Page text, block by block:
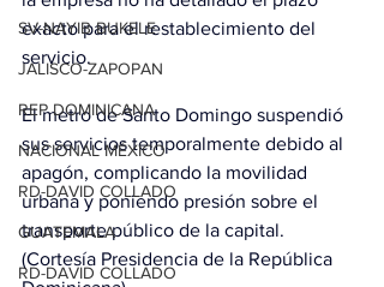
SV-NAYIB BUKELE
JALISCO-ZAPOPAN
REP DOMINICANA
NACIONAL MÉXICO
RD-DAVID COLLADO
GUATEMALA
RD-DAVID COLLADO
exacto para el restablecimiento del
servicio.
El metro de Santo Domingo suspendió
sus servicios temporalmente debido al
apagón, complicando la movilidad
urbana y poniendo presión sobre el
transporte público de la capital.
(Cortesía Presidencia de la República